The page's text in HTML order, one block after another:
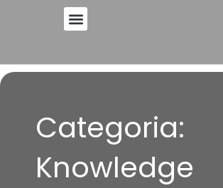
Categoria:
Knowledge